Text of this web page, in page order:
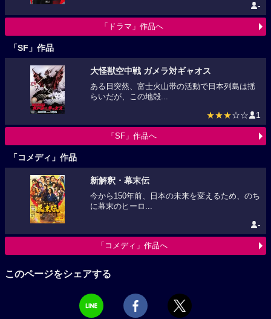
-
「ドラマ」作品へ
「SF」作品
大怪獣空中戦 ガメラ対ギャオス
ある日突然、富士火山帯の活動で日本列島は揺
らいだが、この地殻...
★★★☆☆ 1
「SF」作品へ
「コメディ」作品
新解釈・幕末伝
今から150年前、日本の未来を変えるため、のち
に幕末のヒーロ...
-
「コメディ」作品へ
このページをシェアする